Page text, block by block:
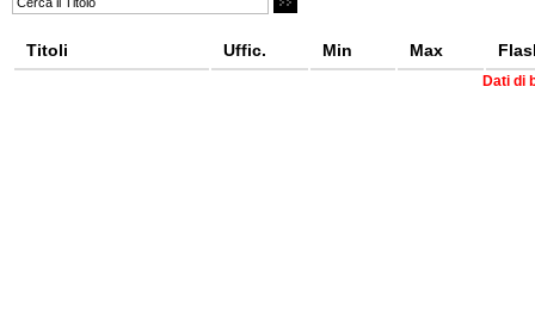
Titoli Uffic. Min Max
Dati di